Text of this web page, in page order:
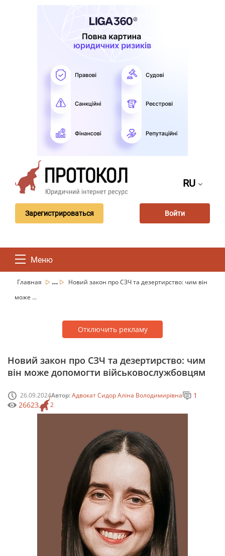
RU
Зарегистрироваться Войти
Меню
Главная ...
Новий закон про СЗЧ та дезертирство: чим він
може ...
Отключить рекламу
Новий закон про СЗЧ та дезертирство: чим
він може допомогти військовослужбовцям
26.09.2024Автор:Адвокат Сидор Аліна Володимирівна
2
1
26623